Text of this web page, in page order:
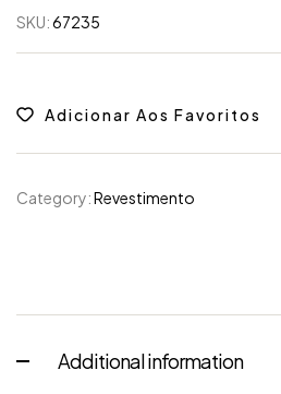
SKU:67235
Adicionar Aos Favoritos
Category:Revestimento
Additional information